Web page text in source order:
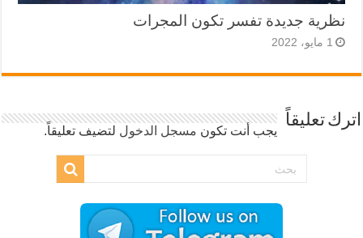
نظرية جديدة تفسر تكون المجرات
1 مايو، 2022
اترك تعليقاً
يجب أنت تكون مسجل الدخول لتضيف تعليقاً.